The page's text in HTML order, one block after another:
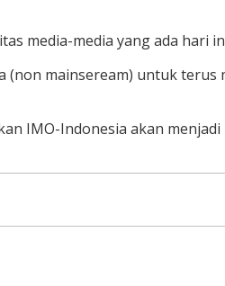
media-media yang ada hari
mainseream) untuk
IMO-Indonesia akan